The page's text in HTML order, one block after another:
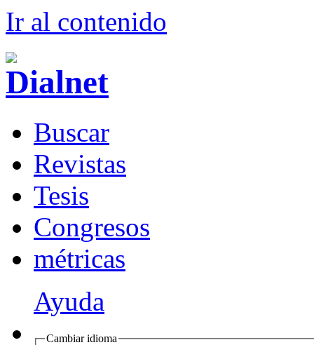
Ir al contenido
Buscar
Revistas
Tesis
Congresos
métricas
Ayuda
Cambiar idioma